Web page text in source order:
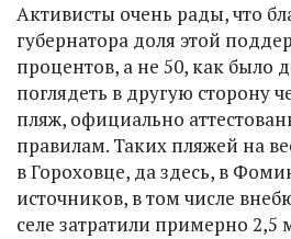
Активисты очень рады, что
губернатора доля этой
процентов, а не 50, как было
поглядеть в другую сторону
пляж, официально
правилам. Таких пляжей на
в Гороховце, да здесь, в
источников, в том числе
селе затратили примерно 2,5